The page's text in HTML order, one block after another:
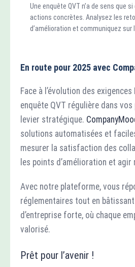
Une enquête QVT n’a de sens que
actions concrètes. Analysez les
d’amélioration et communiquez sur
En route pour 2025 avec
Face à l’évolution des exigences
enquête QVT régulière dans vos
levier stratégique.
solutions automatisées et
mesurer la satisfaction des
les points d’amélioration et agir
Avec notre plateforme, vous
réglementaires tout en
d’entreprise forte, où chaque
valorisé.
Prêt pour l’avenir !